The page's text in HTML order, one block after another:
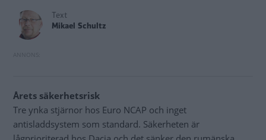
Text
Mikael Schultz
Årets säkerhetsrisk
Tre ynka stjärnor hos Euro NCAP och inget
antisladdsystem som standard. Säkerheten är